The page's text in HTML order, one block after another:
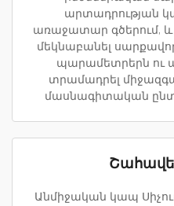
արտադրության
առաջատար գծերում, և
մեկնաբանել
պարամետրերն ու
տրամադրել
մասնագիտական
Անմիջական կապ